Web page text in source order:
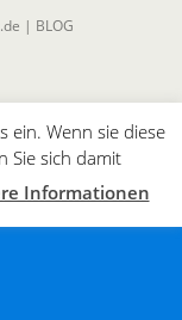
| BLOG
ein. Wenn sie diese
Sie sich damit
Informationen